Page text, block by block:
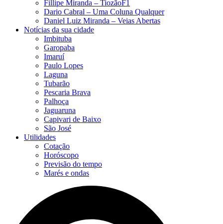
Fillipe Miranda – TiozãoF1
Dario Cabral – Uma Coluna Qualquer
Daniel Luiz Miranda – Veias Abertas
Notícias da sua cidade
Imbituba
Garopaba
Imaruí
Paulo Lopes
Laguna
Tubarão
Pescaria Brava
Palhoça
Jaguaruna
Capivari de Baixo
São José
Utilidades
Cotação
Horóscopo
Previsão do tempo
Marés e ondas